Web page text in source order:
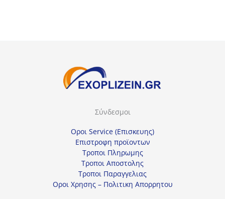
Σύνδεσμοι
Οροι Service (Επισκευης)
Επιστροφη προϊοντων
Τροποι Πληρωμης
Τροποι Αποστολης
Τροποι Παραγγελιας
Οροι Χρησης – Πολιτικη Απορρητου